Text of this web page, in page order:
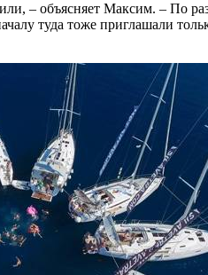
– объясняет Максим. – По
туда тоже приглашали